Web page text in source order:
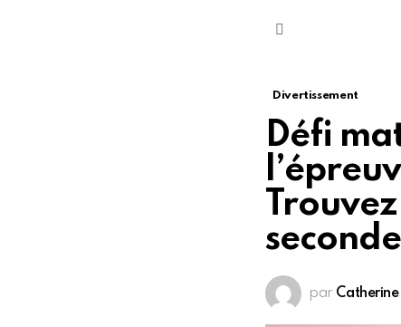
Divertissement
Défi
par Catherine